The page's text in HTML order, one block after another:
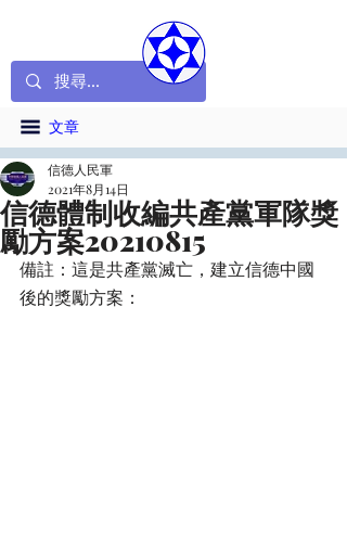
文章
信德體制收編共產黨軍隊獎
勵方案20210815
信德人民軍
2021年8月14日
備註：這是共產黨滅亡，建立信德中國
後的獎勵方案：